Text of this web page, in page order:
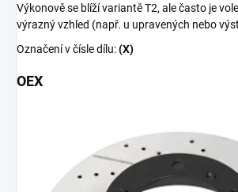
Výkonově se blíží variantě T2, ale často je
výrazný vzhled (např. u upravených nebo
Označení v čísle dílu:(X)
OEX